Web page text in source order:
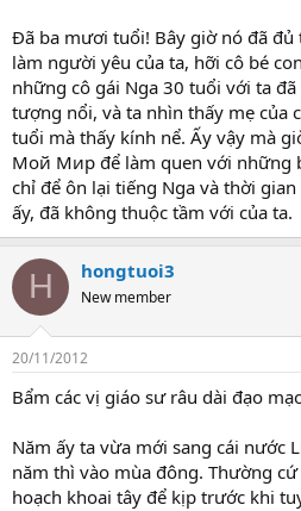
Đã ba mươi tuổi! Bây giờ nó đã
làm người yêu của ta, hỡi cô bé
những cô gái Nga 30 tuổi với ta
tượng nổi, và ta nhìn thấy mẹ của
tuổi mà thấy kính nể. Ấy vậy mà
Мой Мир để làm quen với những
chỉ để ôn lại tiếng Nga và thời
ấy, đã không thuộc tầm với của ta.
H hongtuoi3
New member
20/11/2012
Bẩm các vị giáo sư râu dài đạo
Năm ấy ta vừa mới sang cái nước
năm thì vào mùa đông. Thường
hoạch khoai tây để kịp trước khi